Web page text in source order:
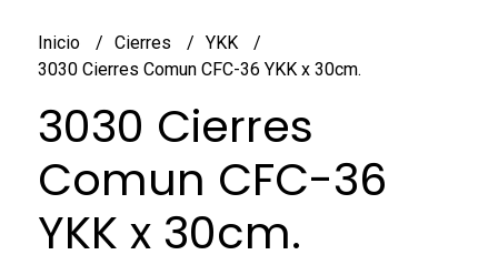
Inicio Cierres
YKK
3030 Cierres Comun CFC-36 YKK x 30cm.
3030 Cierres
Comun CFC-36
YKK x 30cm.